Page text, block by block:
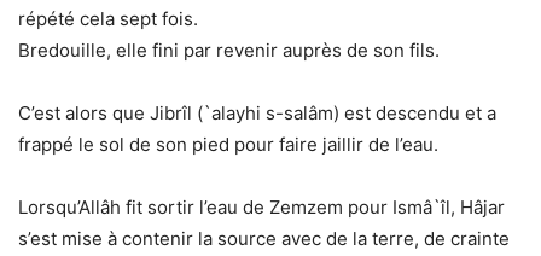
répété cela sept fois.
Bredouille, elle fini par revenir auprès de son fils.
C’est alors que Jibrîl (`alayhi s-salâm) est descendu et a
frappé le sol de son pied pour faire jaillir de l’eau.
Lorsqu’Allâh fit sortir l’eau de Zemzem pour Ismâ`îl, Hâjar
s’est mise à contenir la source avec de la terre, de crainte